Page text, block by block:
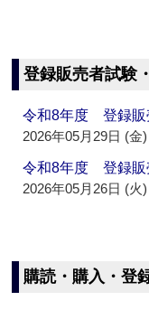
登録販売者試験
令和8年度 登録
2026年05月29日 (金)
令和8年度 登録
2026年05月26日 (火)
購読・購入・登